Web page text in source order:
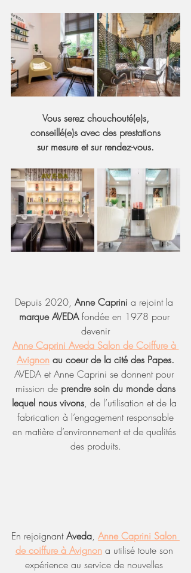
Vous serez chouchouté(e)s,
conseillé(e)s avec des prestations
sur mesure et sur rendez-vous.
Depuis 2020, Anne Caprini a rejoint la
marque AVEDA fondée en 1978 pour
devenir
Anne Caprini Aveda Salon de Coiffure à
Avignon au coeur de la cité des Papes.
AVEDA et Anne Caprini se donnent pour
mission de prendre soin du monde dans
lequel nous vivons, de l’utilisation et de la
fabrication à l’engagement responsable
en matière d’environnement et de qualités
des produits.
En rejoignant Aveda, Anne Caprini Salon
de coiffure à Avignon a utilisé toute son
expérience au service de nouvelles